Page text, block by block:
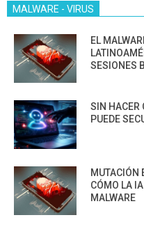
MALWARE - VIRUS
EL
SESIONES
SIN HACER
PUEDE
MUTACIÓN
CÓMO LA
MALWARE